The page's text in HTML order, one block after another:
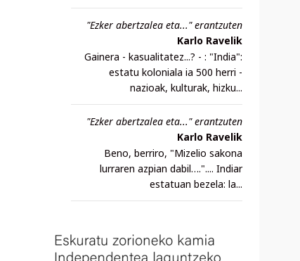
"Ezker abertzalea eta..." erantzuten
Karlo Ravelik
Gainera - kasualitatez...? - : "India":
estatu koloniala ia 500 herri -
nazioak, kulturak, hizku...
"Ezker abertzalea eta..." erantzuten
Karlo Ravelik
Beno, berriro, "Mizelio sakona
lurraren azpian dabil….".... Indiar
estatuan bezela: la...